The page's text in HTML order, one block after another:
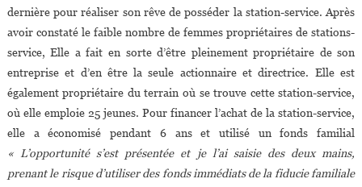
dernière pour réaliser son rêve de posséder la station-service. Après
avoir constaté le faible nombre de femmes propriétaires de stations-
service, Elle a fait en sorte d’être pleinement propriétaire de son
entreprise et d’en être la seule actionnaire et directrice. Elle est
également propriétaire du terrain où se trouve cette station-service,
où elle emploie 25 jeunes. Pour financer l’achat de la station-service,
elle a économisé pendant 6 ans et utilisé un fonds familial
« L’opportunité s’est présentée et je l’ai saisie des deux mains,
prenant le risque d’utiliser des fonds immédiats de la fiducie familiale